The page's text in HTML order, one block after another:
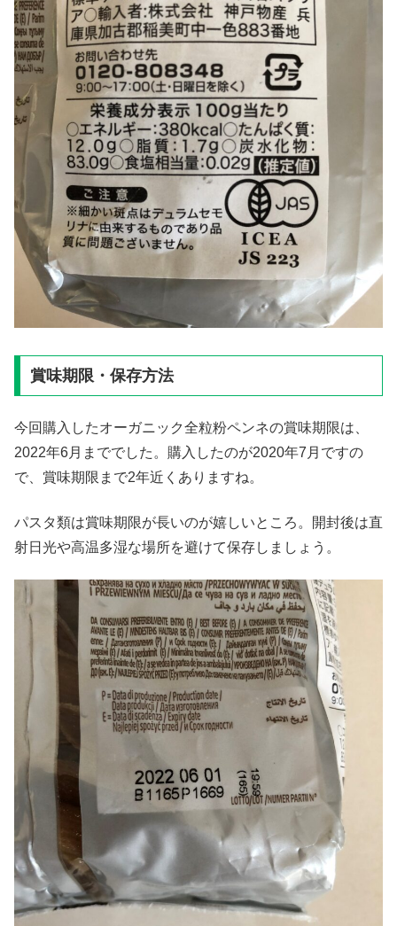
賞味期限・保存方法
今回購入したオーガニック全粒粉ペンネの賞味期限は、
2022年6月まででした。購入したのが2020年7月ですの
で、賞味期限まで2年近くありますね。
パスタ類は賞味期限が長いのが嬉しいところ。開封後は直
射日光や高温多湿な場所を避けて保存しましょう。